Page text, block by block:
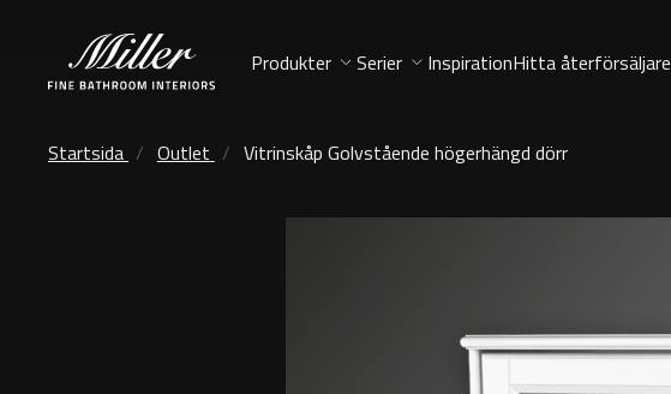
Produkter Serier InspirationHitta återförsäljare
Startsida Outlet Vitrinskåp Golvstående högerhängd dörr